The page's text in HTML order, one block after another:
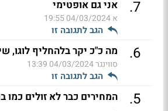
7
. אני גם אופטימי
א04/03/2024 19:55
הגב לתגובה זו
6
. מה כ"כ יקר בלהחליף לוגו,
סווינגר04/03/2024 13:39
הגב לתגובה זו
5
.
המחירים כבר לא זולים כמו